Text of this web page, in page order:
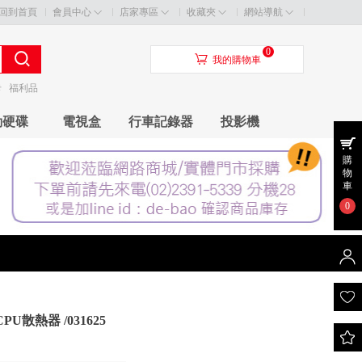
到首頁 會員中心 店家專區 收藏夾 網站導航
福利品
󰃦 我的購物車
0
碟 電視盒 行車記錄器 投影機
散熱器 /031625
購
物
車
0